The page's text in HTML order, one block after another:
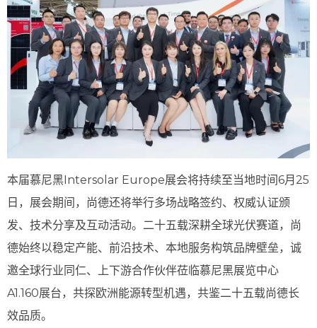
本届慕尼黑Intersolar Europe展会将持续至当地时间6月25
日，展会期间，尚德还将举行多场战略签约、权威认证颁
发、技术分享及互动活动。二十五载深耕全球光伏赛道，尚
德始终以稳定产能、前沿技术、本地服务构筑品牌壁垒，诚
邀全球行业同仁、上下游合作伙伴莅临慕尼黑展览中心
A1.160展台，共探欧洲能源转型机遇，共鉴二十五载尚德长
效品质。